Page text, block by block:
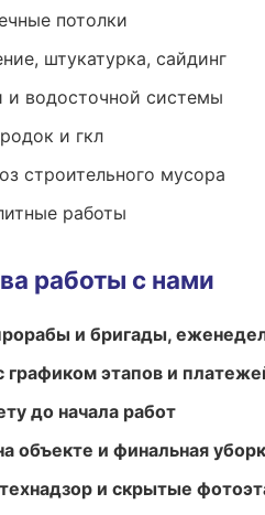
потолки
штукатурка, сайдинг
и водосточной системы
и гкл
строительного мусора
работы
работы с нами
и бригады,
графиком этапов и
до начала работ
объекте и финальная
и скрытые